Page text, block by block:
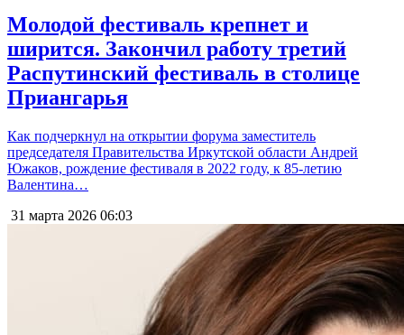
Молодой фестиваль крепнет и
ширится. Закончил работу третий
Распутинский фестиваль в столице
Приангарья
Как подчеркнул на открытии форума заместитель
председателя Правительства Иркутской области Андрей
Южаков, рождение фестиваля в 2022 году, к 85-летию
Валентина…
31 марта 2026 06:03